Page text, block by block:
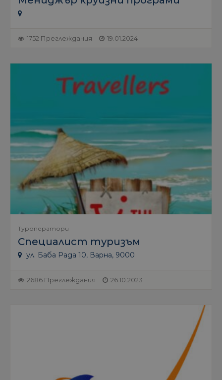
1752 Преглеждания 19.01.2024
Туроператори
Специалист туризъм
ул. Баба Рада 10, Варна, 9000
2686 Преглеждания 26.10.2023